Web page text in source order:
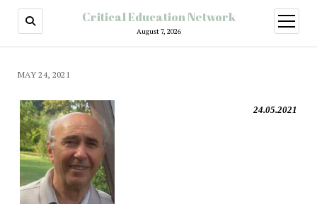
Critical Education Network
August 7, 2026
MAY 24, 2021
24.05.2021